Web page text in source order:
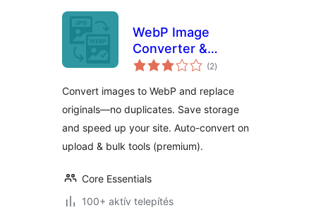
WebP Image
Converter &
Replacer – Convert
Duplicates
(2értékelés
összesen
)
Convert images to WebP and replace
originals—no duplicates. Save storage
and speed up your site. Auto-convert on
upload & bulk tools (premium).
Core Essentials
100+ aktív telepítés